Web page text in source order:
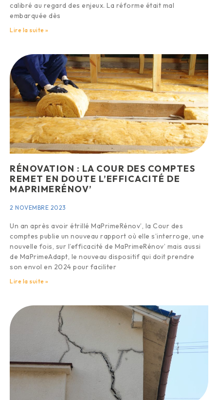
calibré au regard des enjeux. La réforme était mal
embarquée dès
Lire la suite »
RÉNOVATION : LA COUR DES COMPTES
REMET EN DOUTE L’EFFICACITÉ DE
MAPRIMERÉNOV’
2 NOVEMBRE 2023
Un an après avoir étrillé MaPrimeRénov’, la Cour des
comptes publie un nouveau rapport où elle s’interroge, une
nouvelle fois, sur l’efficacité de MaPrimeRénov’ mais aussi
de MaPrimeAdapt, le nouveau dispositif qui doit prendre
son envol en 2024 pour faciliter
Lire la suite »